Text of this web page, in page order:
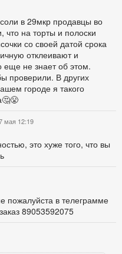
в 29мкр продавцы во
на торты и полоски
со своей датой срока
отклеивают и
еще не знает об этом.
проверили. В других
городе я такого
мая 12:19
это хуже того, что вы
пожалуйста в телеграмме
89053592075